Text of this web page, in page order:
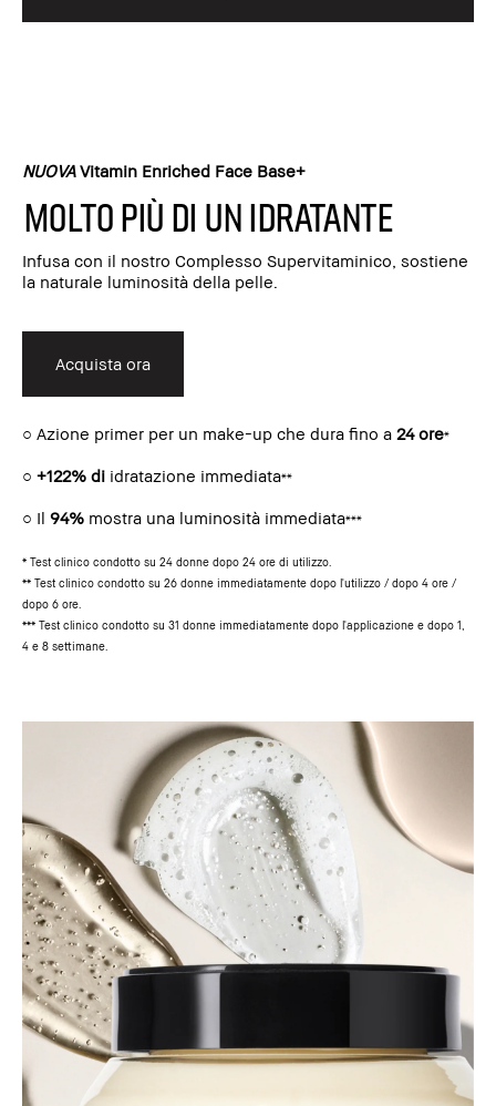
NUOVAVitamin Enriched Face Base+
Molto più di un idratante
Infusa con il nostro Complesso Supervitaminico, sostiene
la naturale luminosità della pelle.
Acquista ora
○ Azione primer per un make-up che dura fino a 24 ore*
○ +122% di idratazione immediata**
○ Il 94% mostra una luminosità immediata***
* Test clinico condotto su 24 donne dopo 24 ore di utilizzo.
** Test clinico condotto su 26 donne immediatamente dopo l'utilizzo / dopo 4 ore /
dopo 6 ore.
*** Test clinico condotto su 31 donne immediatamente dopo l'applicazione e dopo 1,
4 e 8 settimane.